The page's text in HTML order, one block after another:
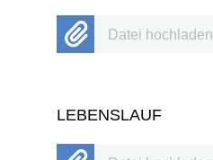
Datei hochladen
LEBENSLAUF